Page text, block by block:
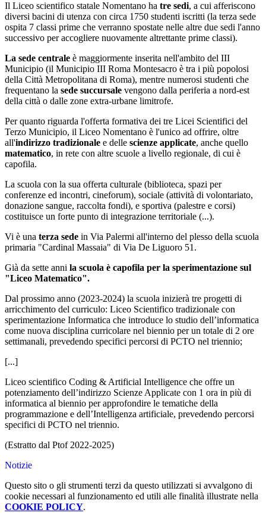
Il Liceo scientifico statale Nomentano ha tre sedi, a cui afferiscono
diversi bacini di utenza con circa 1750 studenti iscritti (la terza sede
ospita 7 classi prime che verranno spostate nelle altre due sedi l'anno
successivo per accogliere nuovamente altrettante prime classi).
La sede centrale è maggiormente inserita nell'ambito del III
Municipio (il Municipio III Roma Montesacro è tra i più popolosi
della Città Metropolitana di Roma), mentre numerosi studenti che
frequentano la sede succursale vengono dalla periferia a nord-est
della città o dalle zone extra-urbane limitrofe.
Per quanto riguarda l'offerta formativa dei tre Licei Scientifici del
Terzo Municipio, il Liceo Nomentano è l'unico ad offrire, oltre
all'indirizzo tradizionale e delle scienze applicate, anche quello
matematico, in rete con altre scuole a livello regionale, di cui è
capofila.
La scuola con la sua offerta culturale (biblioteca, spazi per
conferenze ed incontri, cineforum), sociale (attività di volontariato,
donazione sangue, raccolta fondi), e sportiva (palestre e corsi)
costituisce un forte punto di integrazione territoriale (...).
Vi è una terza sede in Via Palermi all'interno del plesso della scuola
primaria "Cardinal Massaia" di Via De Liguoro 51.
Già da sette anni la scuola è capofila per la sperimentazione sul
"Liceo Matematico".
Dal prossimo anno (2023-2024) la scuola inizierà tre progetti di
arricchimento del curriculo: Liceo Scientifico tradizionale con
sperimentazione Informatica che introduce lo studio dell’informatica
come nuova disciplina curricolare nel biennio per un totale di 2 ore
settimanali, prevedendo specifici percorsi di PCTO nel triennio;
[...]
Liceo scientifico Coding & Artificial Intelligence che offre un
potenziamento dell’indirizzo Scienze Applicate con 1 ora in più di
informatica al biennio per approfondire le tematiche della
programmazione e dell’Intelligenza artificiale, prevedendo percorsi
specifici di PCTO nel triennio.
(Estratto dal Ptof 2022-2025)
Notizie
Questo sito o gli strumenti terzi da questo utilizzati si avvalgono di
cookie necessari al funzionamento ed utili alle finalità illustrate nella
COOKIE POLICY.